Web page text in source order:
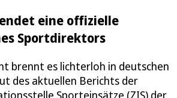
eine offizielle
Sportdirektors
brennt es lichterloh in deutschen
des aktuellen Berichts der